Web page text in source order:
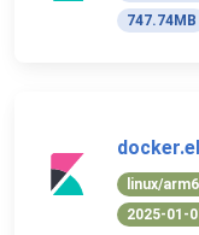
747.74MB
linux/
2025-01-